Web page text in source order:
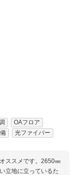
OAフロア
光ファイバー
ススメです。2650㎜
立地に立っているた